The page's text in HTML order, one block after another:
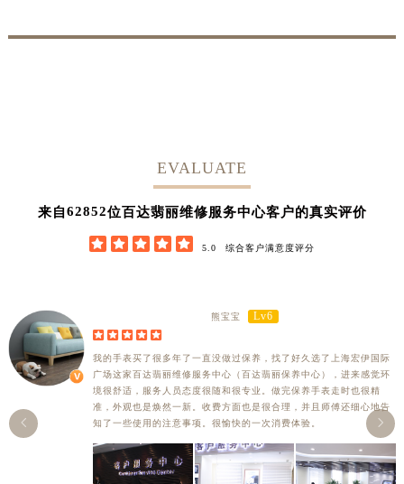
EVALUATE
来自62852位百达翡丽维修服务中心客户的真实评价
     5.0 综合客户满意度评分
熊宝宝 Lv6
    
我的手表买了很多年了一直没做过保养，找了好久选了上海宏伊国际
广场这家百达翡丽维修服务中心（百达翡丽保养中心），进来感觉环
境很舒适，服务人员态度很随和很专业。做完保养手表走时也很精
准，外观也是焕然一新。收费方面也是很合理，并且师傅还细心地告
知了一些使用的注意事项。很愉快的一次消费体验。

